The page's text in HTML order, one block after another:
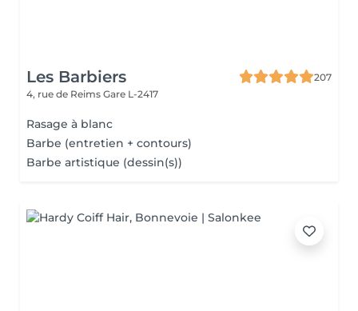
Les Barbiers
207
4, rue de Reims Gare L-2417
Rasage à blanc
Barbe (entretien + contours)
Barbe artistique (dessin(s))